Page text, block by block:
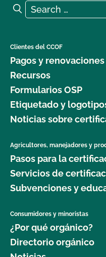
Search for:
Search
Clientes del CCOF
Pagos y renovaciones
Recursos
Formularios OSP
Etiquetado y
Noticias sobre
Agricultores, manejadores y
Pasos para la
Servicios de
Subvenciones y
Consumidores y minoristas
¿Por qué orgánico?
Directorio orgánico